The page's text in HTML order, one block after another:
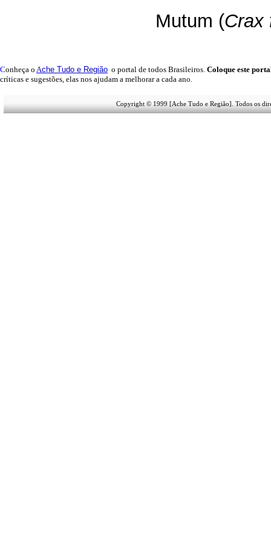
Mutum (Crax
Conheça o Ache Tudo e Região o portal de todos Brasileiros. Coloque este
críticas e sugestões, elas nos ajudam a melhorar a cada ano.
Copyright © 1999 [Ache Tudo e Região]. Todos os